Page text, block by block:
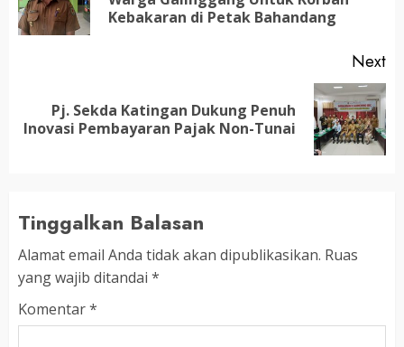
Kebakaran di Petak Bahandang
Next
Next
post:
Pj. Sekda Katingan Dukung Penuh
Inovasi Pembayaran Pajak Non-Tunai
Tinggalkan Balasan
Alamat email Anda tidak akan dipublikasikan. Ruas
yang wajib ditandai *
Komentar*